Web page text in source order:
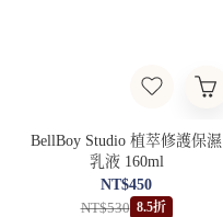
BellBoy Studio 植萃修護保濕
乳液 160ml
NT$450
NT$530 8.5折